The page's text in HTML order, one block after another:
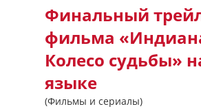
Финальный
фильма
Колесо судьбы»
языке
(Фильмы и сериалы)